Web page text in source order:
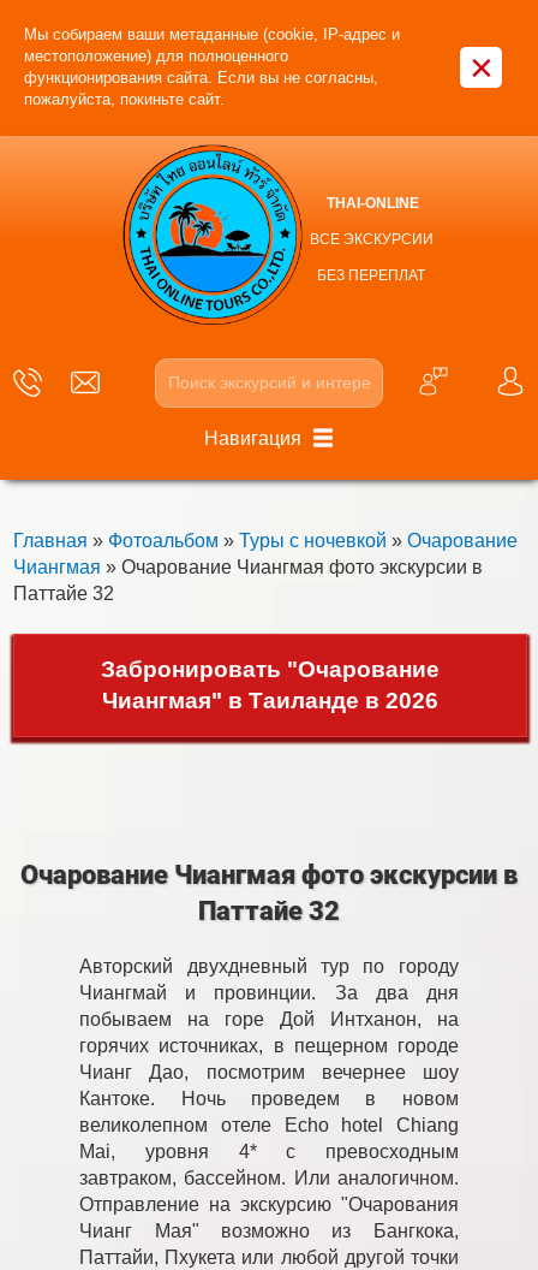
Мы собираем ваши метаданные (cookie, IP-адрес и
местоположение) для полноценного
функционирования сайта. Если вы не согласны,
пожалуйста, покиньте сайт.
×
THAI-ONLINE
ВСЕ ЭКСКУРСИИ
БЕЗ ПЕРЕПЛАТ
Навигация
Главная » Фотоальбом » Туры с ночевкой » Очарование
Чиангмая » Очарование Чиангмая фото экскурсии в
Паттайе 32
Забронировать "Очарование
Чиангмая" в Таиланде в 2026
Очарование Чиангмая фото экскурсии в
Паттайе 32
Авторский двухдневный тур по городу
Чиангмай и провинции. За два дня
побываем на горе Дой Интханон, на
горячих источниках, в пещерном городе
Чианг Дао, посмотрим вечернее шоу
Кантоке. Ночь проведем в новом
великолепном отеле Echo hotel Chiang
Mai, уровня 4* с превосходным
завтраком, бассейном. Или аналогичном.
Отправление на экскурсию "Очарования
Чианг Мая" возможно из Бангкока,
Паттайи, Пхукета или любой другой точки